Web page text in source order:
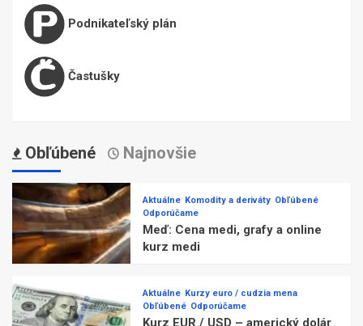
Podnikateľský plán
Častušky
Obľúbené Najnovšie
Aktuálne Komodity a deriváty Obľúbené
Odporúčame
Meď: Cena medi, grafy a online
kurz medi
Aktuálne Kurzy euro / cudzia mena
Obľúbené Odporúčame
Kurz EUR / USD – americký dolár